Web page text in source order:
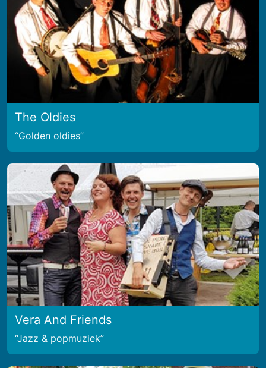
The Oldies
Golden oldies
Vera And Friends
Jazz & popmuziek